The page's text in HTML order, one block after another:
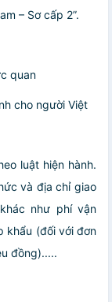
– Sơ cấp 2”.
quan
cho người Việt
luật hiện hành.
và địa chỉ giao
như phí vận
khẩu (đối với đơn
đồng).....